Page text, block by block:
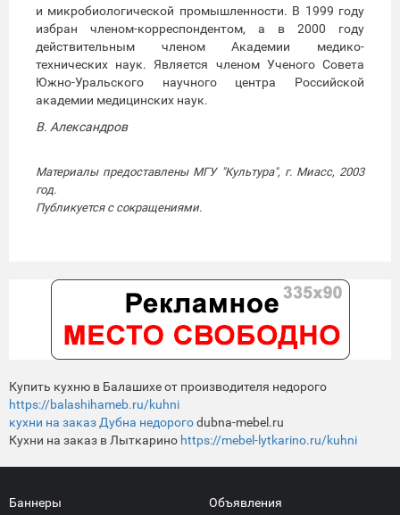
и микробиологической промышленности. В 1999 году
избран членом-корреспондентом, а в 2000 году
действительным членом Академии медико-
технических наук. Является членом Ученого Совета
Южно-Уральского научного центра Российской
академии медицинских наук.
В. Александров
Материалы предоставлены МГУ "Культура", г. Миасс, 2003
год.
Публикуется с сокращениями.
Купить кухню в Балашихе от производителя недорого
https://balashihameb.ru/kuhni
кухни на заказ Дубна недорогоdubna-mebel.ru
Кухни на заказ в Лыткарино https://mebel-lytkarino.ru/kuhni
Баннеры Объявления